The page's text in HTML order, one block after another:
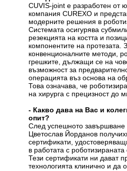
CUVIS-joint е разработен от
компания CUREXO и
модерните решения в
Системата осигурява
резекцията на костта и
компонентите на протезата.
конвенционалните методи,
грешките, дължащи се на
възможност за
операцията въз основа на
Това означава, че
на хирурга с прецизност до
- Какво дава на Вас и
опит?
След успешното завършване
Цветослав Йорданов
сертификати,
в работата с
Тези сертификати ни дават
технологията клинично и да